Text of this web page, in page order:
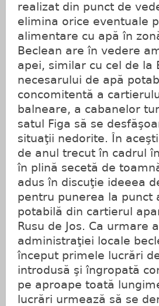
realizat din punct de
elimina orice eventuale
alimentare cu apă în
Beclean are în vedere
apei, similar cu cel de la
necesarului de apă
concomitentă a
balneare, a cabanelor
satul Figa să se
situaţii nedorite. În
de anul trecut în cadrul
în plină secetă de
adus în discuţie ideeea
pentru punerea la punct
potabilă din cartierul
Rusu de Jos. Ca
administraţiei locale
început primele lucrări
introdusă şi îngropată
pe aproape toată
lucrări urmează să se